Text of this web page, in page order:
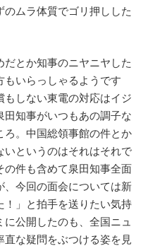
ムラ体質でゴリ押しした
とか知事のニヤニヤした
もいらっしゃるようです
もしない東電の対応はイジ
田知事がいつもあの調子な
ろ。中国総領事館の件とか
いというのはそれはそれで
の件も含めて泉田知事全面
、今回の面会については新
！」と拍手を送りたい気持
公開したのも、全国ニュ
直な疑問をぶつける姿を見